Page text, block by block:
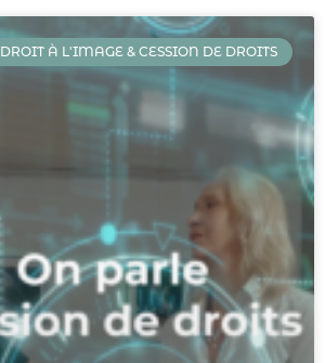
DROIT À L'IMAGE & CESSION DE DROITS